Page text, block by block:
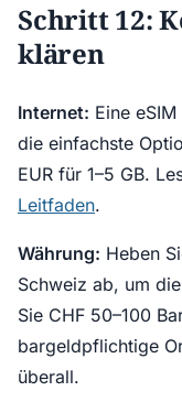
Schritt 12:
klären
Internet: Eine
die einfachste
EUR für 1–5 GB.
Leitfaden.
Währung: Heben
Schweiz ab, um
Sie CHF 50–100
bargeldpflichtige
überall.